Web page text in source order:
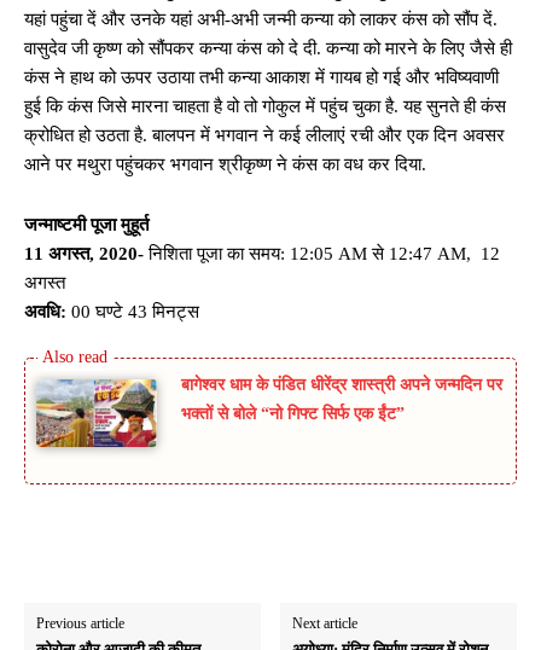
यहां पहुंचा दें और उनके यहां अभी-अभी जन्मी कन्या को लाकर कंस को सौंप दें.
वासुदेव जी कृष्ण को सौंपकर कन्या कंस को दे दी. कन्या को मारने के लिए जैसे ही
कंस ने हाथ को ऊपर उठाया तभी कन्या आकाश में गायब हो गई और भविष्यवाणी
हुई कि कंस जिसे मारना चाहता है वो तो गोकुल में पहुंच चुका है. यह सुनते ही कंस
क्रोधित हो उठता है. बालपन में भगवान ने कई लीलाएं रची और एक दिन अवसर
आने पर मथुरा पहुंचकर भगवान श्रीकृष्ण ने कंस का वध कर दिया.
जन्माष्टमी पूजा मुहूर्त
11 अगस्त, 2020-निशिता पूजा का समय: 12:05 AM से 12:47 AM, 12
अगस्त
अवधि: 00 घण्टे 43 मिनट्स
बागेश्वर धाम के पंडित धीरेंद्र शास्त्री अपने जन्मदिन पर
भक्तों से बोले “नो गिफ्ट सिर्फ एक ईंट”
Previous article Next article